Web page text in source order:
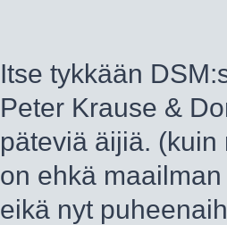
Itse tykkään
Peter Krause &
päteviä äijiä. (kuin
on ehkä
eikä nyt